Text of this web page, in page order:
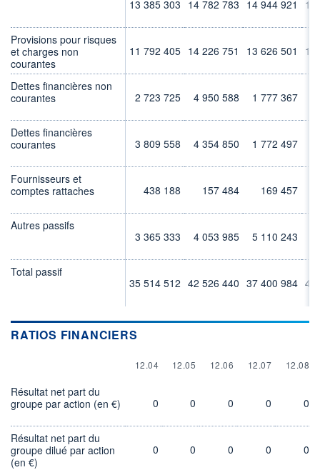
13 385 303 14 782 783 14 944 921 15
Provisions pour risques
et charges non
courantes
11 792 405 14 226 751 13 626 501 16
Dettes financières non
courantes
2 723 725 4 950 588 1 777 367
Dettes financières
courantes
3 809 558 4 354 850 1 772 497
Fournisseurs et
comptes rattaches
438 188 157 484 169 457
Autres passifs
3 365 333
4 053 985 5 110 243
Total passif
35 514 512 42 526 440 37 400 984 40
RATIOS FINANCIERS
12.04 12.05 12.06 12.07 12.08
Résultat net part du
groupe par action (en €)
0 0 0 0 0
Résultat net part du
groupe dilué par action
(en €)
0 0 0 0 0